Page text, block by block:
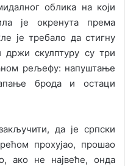
облика на који
је окренута према
је требало да стигну
скулптуру су три
рељефу: напуштање
брода и остаци
да је српски
прохујао, прошао
ако не највеће, онда